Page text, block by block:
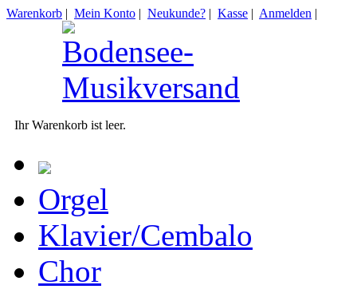
Warenkorb | Mein Konto | Neukunde? | Kasse | Anmelden |
Ihr Warenkorb ist leer.
Orgel
Klavier/Cembalo
Chor